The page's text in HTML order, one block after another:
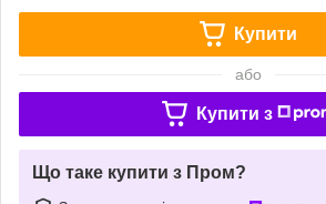
Купити
або
Купити з
Що таке купити з Пром?